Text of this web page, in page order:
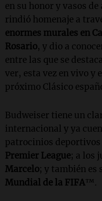
en su honor y vasos
rindió homenaje a
enormes murales en
Rosario, y dio a
entre las que se
ver, esta vez en vivo y
próximo Clásico
Budweiser tiene un
internacional y ya
patrocinios deportivos
Premier League; a los
Marcelo; y también es
Mundial de la FIFA™.